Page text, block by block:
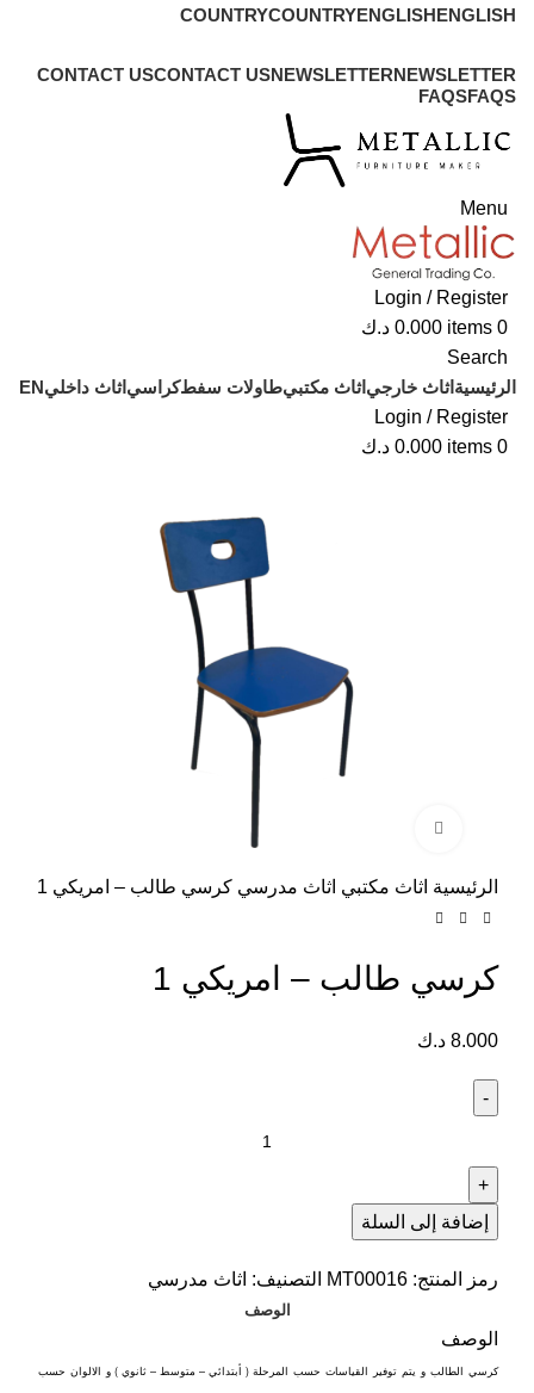
ENGLISH
ENGLISH
COUNTRY
COUNTRY
NEWSLETTER
NEWSLETTER
CONTACT US
CONTACT US
FAQS
FAQS
Menu
Login / Register
0
items
0.000 د.ك
Search
الرئيسية اثاث خارجي اثاث مكتبيطاولات سفطكراسي اثاث داخليEN
Login / Register
0
items
0.000 د.ك
الرئيسية اثاث مكتبي اثاث مدرسي كرسي طالب – امريكي 1
كرسي طالب – امريكي 1
8.000 د.ك
إضافة إلى السلة
رمز المنتج: MT00016 التصنيف: اثاث مدرسي
الوصف
الوصف
كرسي الطالب و يتم توفير القياسات حسب المرحلة ( أبتدائي – متوسط – ثانوي ) و الالوان حسب